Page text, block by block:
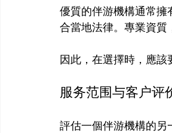
優質的伴游機構通常擁
合當地法律。專業資質
服务范围与客户评
評估一個伴游機構的另